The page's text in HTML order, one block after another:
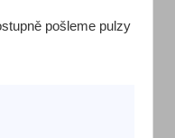
pošleme pulzy